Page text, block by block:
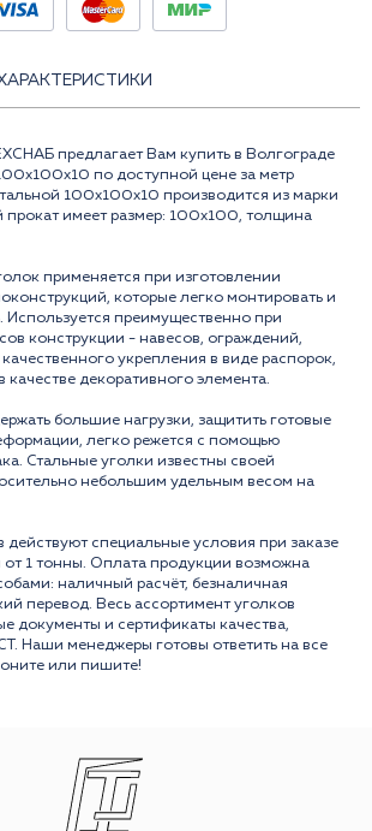
предлагает Вам купить в Волгограде
по доступной цене за метр
100х100х10 производится из марки
прокат имеет размер: 100x100, толщина
применяется при изготовлении
которые легко монтировать и
Используется преимущественно при
конструкции - навесов, ограждений,
укрепления в виде распорок,
качестве декоративного элемента.
большие нагрузки, защитить готовые
легко режется с помощью
Стальные уголки известны своей
небольшим удельным весом на
действуют специальные условия при заказе
от 1 тонны. Оплата продукции возможна
наличный расчёт, безналичная
перевод. Весь ассортимент уголков
документы и сертификаты качества,
Наши менеджеры готовы ответить на все
или пишите!